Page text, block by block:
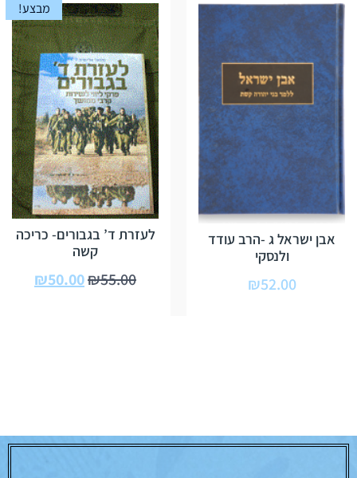
אבן ישראל ג -הרב עודד
ולנסקי
₪52.00
מבצע!
לעזרת ד’ בגבורים- כריכה
קשה
₪55.00
₪50.00